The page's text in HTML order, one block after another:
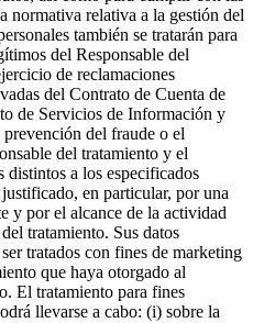
normativa relativa a la gestión del
también se tratarán para
del Responsable del
de reclamaciones
del Contrato de Cuenta de
de Servicios de Información y
del fraude o el
del tratamiento y el
distintos a los especificados
en particular, por una
y por el alcance de la actividad
tratamiento. Sus datos
tratados con fines de marketing
que haya otorgado al
El tratamiento para fines
llevarse a cabo: (i) sobre la